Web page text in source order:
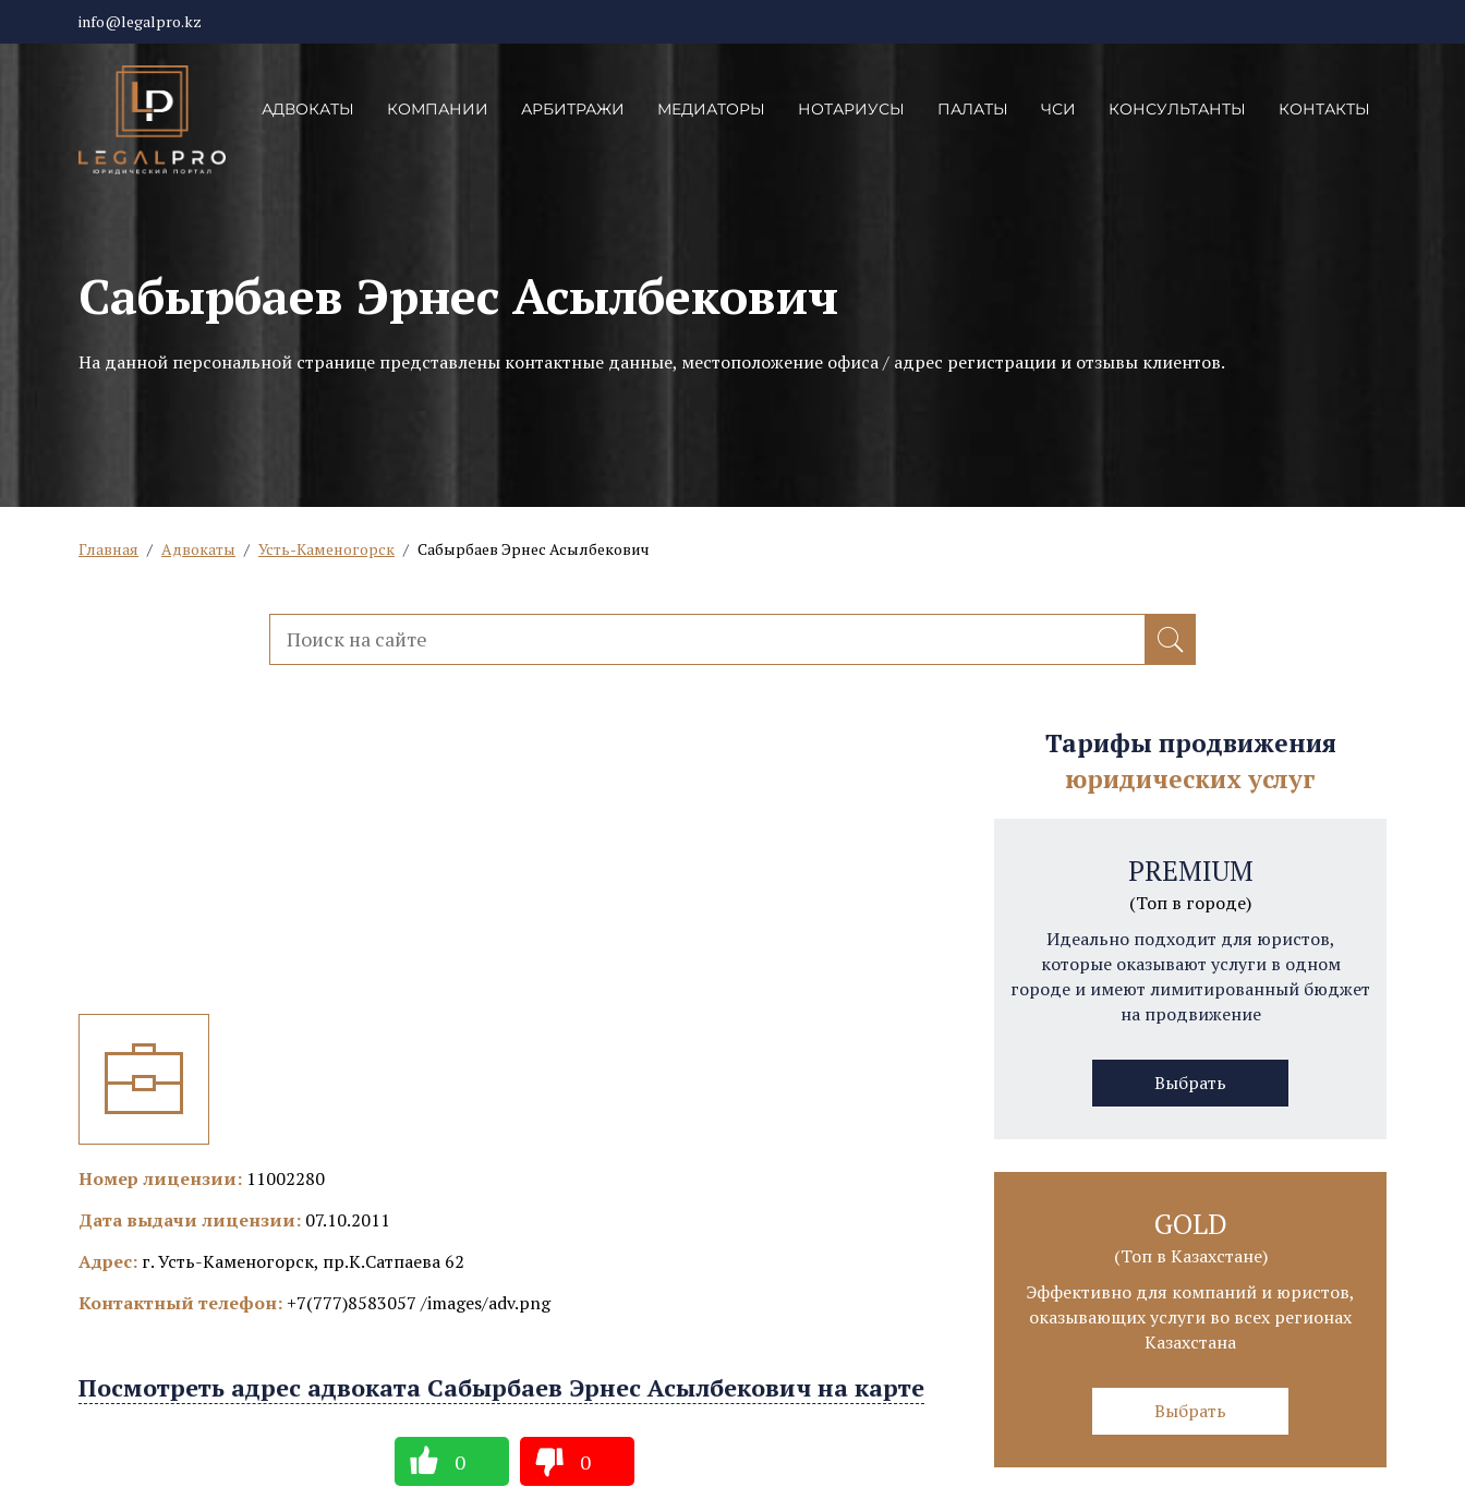
info@legalpro.kz
АДВОКАТЫ КОМПАНИИ АРБИТРАЖИ МЕДИАТОРЫ НОТАРИУСЫ ПАЛАТЫ ЧСИ КОНСУЛЬТАНТЫ КОНТАКТЫ
Сабырбаев Эрнес Асылбекович
На данной персональной странице представлены контактные данные, местоположение офиса / адрес регистрации и отзывы клиентов.
Главная / Адвокаты / Усть-Каменогорск / Сабырбаев Эрнес Асылбекович
Номер лицензии: 11002280
Дата выдачи лицензии: 07.10.2011
Адрес: г. Усть-Каменогорск, пр.К.Сатпаева 62
Контактный телефон: +7(777)8583057 /images/adv.png
Посмотреть адрес адвоката Сабырбаев Эрнес Асылбекович на карте
0 0
Тарифы продвижения
юридических услуг
PREMIUM
(Топ в городе)
Идеально подходит для юристов,
которые оказывают услуги в одном
городе и имеют лимитированный бюджет
на продвижение
Выбрать
GOLD
(Топ в Казахстане)
Эффективно для компаний и юристов,
оказывающих услуги во всех регионах
Казахстана
Выбрать